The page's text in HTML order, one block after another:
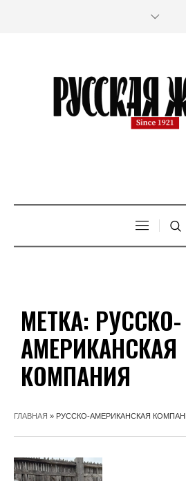
МЕТКА: РУССКО-
АМЕРИКАНСКАЯ
КОМПАНИЯ
ГЛАВНАЯ » РУССКО-АМЕРИКАНСКАЯ